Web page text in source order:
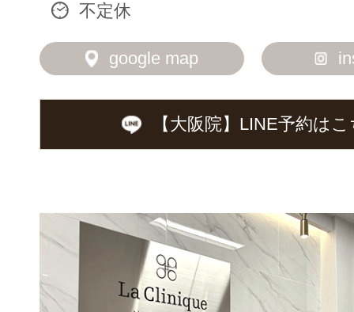
不定休
google map
【大阪院】LINE予約は